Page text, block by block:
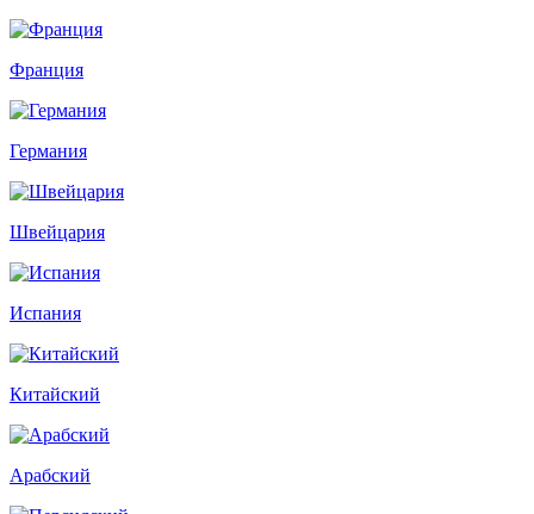
Франция
Германия
Швейцария
Испания
Китайский
Арабский